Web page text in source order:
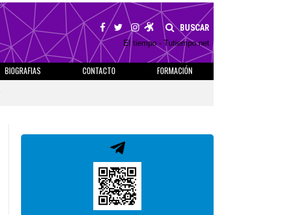
BUSCAR
El tiempo - Tutiempo.net
BIOGRAFIAS CONTACTO
FORMACIÓN